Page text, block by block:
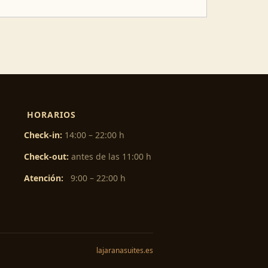
HORARIOS
Check-in: 14:00 – 22:00 h
Check-out: antes de las 11:00 h
Atención: 9:00 – 22:00 h
lajaranasuites.es